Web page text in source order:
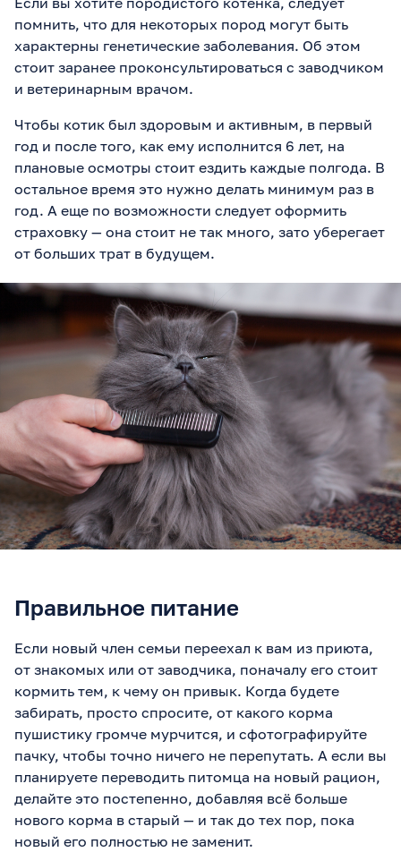
помнить, что для некоторых пород могут быть
характерны генетические заболевания. Об этом
стоит заранее проконсультироваться с заводчиком
и ветеринарным врачом.
Чтобы котик был здоровым и активным, в первый
год и после того, как ему исполнится 6 лет, на
плановые осмотры стоит ездить каждые полгода. В
остальное время это нужно делать минимум раз в
год. А еще по возможности следует оформить
страховку — она стоит не так много, зато уберегает
от больших трат в будущем.
Правильное питание
Если новый член семьи переехал к вам из приюта,
от знакомых или от заводчика, поначалу его стоит
кормить тем, к чему он привык. Когда будете
забирать, просто спросите, от какого корма
пушистику громче мурчится, и сфотографируйте
пачку, чтобы точно ничего не перепутать. А если вы
планируете переводить питомца на новый рацион,
делайте это постепенно, добавляя всё больше
нового корма в старый — и так до тех пор, пока
новый его полностью не заменит.